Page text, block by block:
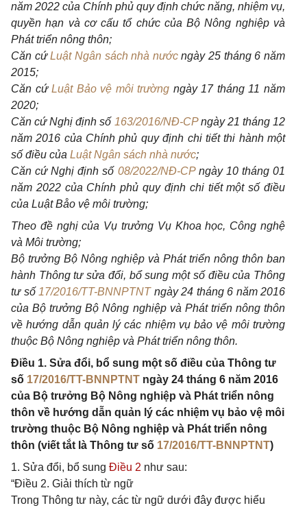
năm 2022 của Chính phủ quy định chức năng, nhiệm vụ,
quyền hạn và cơ cấu tổ chức của Bộ Nông nghiệp và
Phát triển nông thôn;
Căn cứLuật Ngân sách nhà nướcngày 25 tháng 6 năm
2015;
Căn cứLuật Bảo vệ môi trường ngày 17 tháng 11 năm
2020;
Căn cứNghị định số 163/2016/NÐ-CPngày 21 tháng 12
năm 2016 của Chính phủ quy định chi tiết thi hành một
số điều của Luật Ngân sách nhà nước;
Căn cứNghị định số 08/2022/NÐ-CPngày 10 tháng 01
năm 2022 của Chính phủ quy định chi tiết một số điều
của Luật Båo vệ môi trường;
Theo đề nghị của Vụ trưởng Vụ Khoa học, Công nghệ
và Môi trường;
Bộ trưởng Bộ Nông nghiệp và Phát triển nông thôn ban
hành Thông tư sửa đổi, bổ sung một số điều của Thông
tư số 17/2016/TT-BNNPTNTngày 24 tháng 6 năm 2016
của Bộ trưởng Bộ Nông nghiệp và Phát triển nông thôn
về hướng dẫn quản lý các nhiệm vụ bảo vệ môi trường
thuộc Bộ Nông nghiệp và Phát triển nông thôn.
Điều 1. Sửa đổi, bổ sung một số điều của Thông tư
số 17/2016/TT-BNNPTNT ngày 24 tháng 6 năm 2016
của Bộ trưởng Bộ Nông nghiệp và Phát triển nông
thôn về hướng dẫn quản lý các nhiệm vụ bảo vệ môi
trường thuộc Bộ Nông nghiệp và Phát triển nông
thôn (viết tắt là Thông tư số 17/2016/TT-BNNPTNT)
1. Sửa đổi, bổ sung Điều 2 như sau:
“Điều 2. Giải thích từ ngữ
Trong Thông tư này, các từ ngữ dưới đây được hiểu